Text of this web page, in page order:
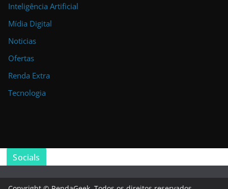
Inteligência Artificial
Mídia Digital
Noticias
Ofertas
Renda Extra
Tecnologia
Socials